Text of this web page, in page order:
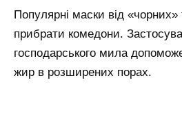
Популярні маски від
прибрати комедони.
господарського мила
жир в розширених порах.